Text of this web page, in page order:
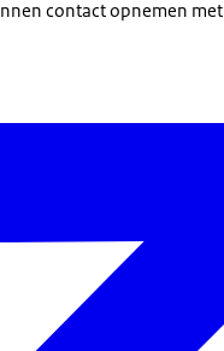
contact opnemen met